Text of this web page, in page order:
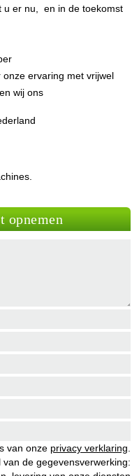
u er nu, en in de toekomst
ervaring met vrijwel
wij ons
opnemen
van onze privacy verklaring
van de gegevensverwerking: